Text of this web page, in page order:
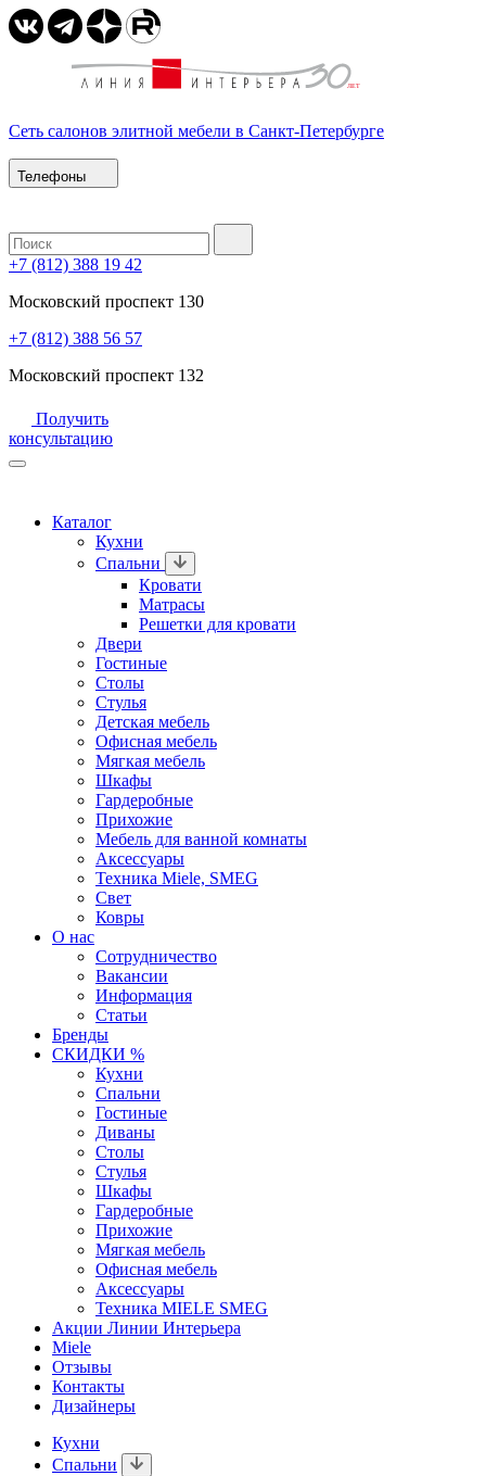
Сеть салонов элитной мебели в Санкт-Петербурге
Телефоны
+7 (812) 388 19 42
Московский проспект 130
+7 (812) 388 56 57
Московский проспект 132
Получить
консультацию
Каталог
Кухни
Спальни
Кровати
Матрасы
Решетки для кровати
Двери
Гостиные
Столы
Стулья
Детская мебель
Офисная мебель
Мягкая мебель
Шкафы
Гардеробные
Прихожие
Мебель для ванной комнаты
Аксессуары
Техника Miele, SMEG
Свет
Ковры
О нас
Сотрудничество
Вакансии
Информация
Статьи
Бренды
СКИДКИ %
Кухни
Спальни
Гостиные
Диваны
Столы
Стулья
Шкафы
Гардеробные
Прихожие
Мягкая мебель
Офисная мебель
Аксессуары
Техника MIELE SMEG
Акции Линии Интерьера
Miele
Отзывы
Контакты
Дизайнеры
Кухни
Спальни